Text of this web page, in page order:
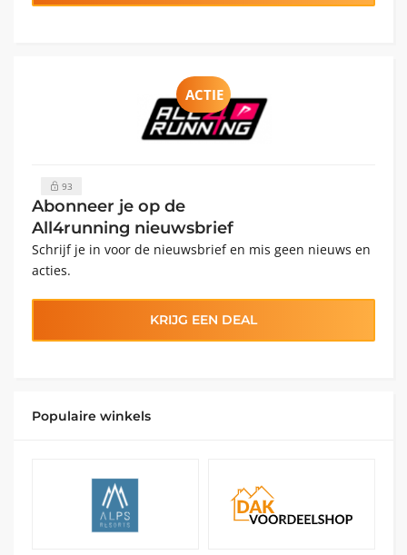
ACTIE
93
Abonneer je op de
All4running nieuwsbrief
Schrijf je in voor de nieuwsbrief en mis geen nieuws en
acties.
KRIJG EEN DEAL
Populaire winkels